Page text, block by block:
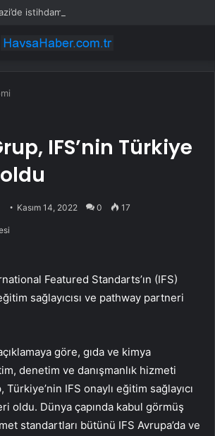
istihdam buluşmalarıyla iş imkanı
IFS’nin Türkiye
Kasım 14, 2022 0 17
Featured Standarts’ın (IFS)
sağlayıcısı ve pathway partneri
göre, gıda ve kimya
denetim ve danışmanlık hizmeti
IFS onaylı eğitim sağlayıcı
oldu. Dünya çapında kabul görmüş
standartları bütünü IFS Avrupa’da ve